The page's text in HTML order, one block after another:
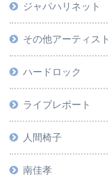
ジャパハリネット
その他アーティスト
ハードロック
ライブレポート
人間椅子
南佳孝